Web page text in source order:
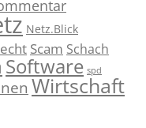
Netz.Blick
Scam Schach
Software spd
Wirtschaft